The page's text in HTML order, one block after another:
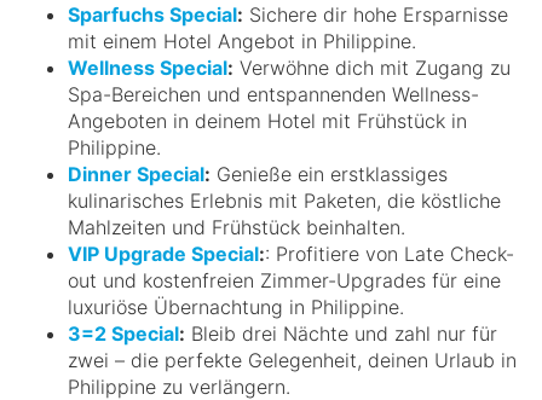
Sparfuchs Special: Sichere dir hohe Ersparnisse
mit einem Hotel Angebot in Philippine.
Wellness Special: Verwöhne dich mit Zugang zu
Spa-Bereichen und entspannenden Wellness-
Angeboten in deinem Hotel mit Frühstück in
Philippine.
Dinner Special: Genieße ein erstklassiges
kulinarisches Erlebnis mit Paketen, die köstliche
Mahlzeiten und Frühstück beinhalten.
VIP Upgrade Special:: Profitiere von Late Check-
out und kostenfreien Zimmer-Upgrades für eine
luxuriöse Übernachtung in Philippine.
3=2 Special: Bleib drei Nächte und zahl nur für
zwei – die perfekte Gelegenheit, deinen Urlaub in
Philippine zu verlängern.